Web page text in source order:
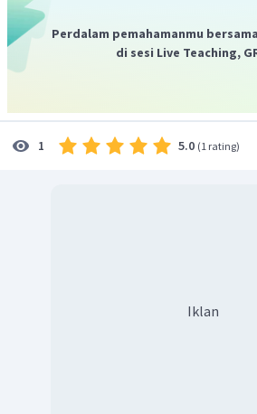
Jadi, inflasi terjadi akibat
sehingga mengakibatkan harga
ikut naik disebut cost plus Inflation.
Perdalam pemahamanmu
di sesi Live Teaching,
1 5.0 (1 rating)
Iklan